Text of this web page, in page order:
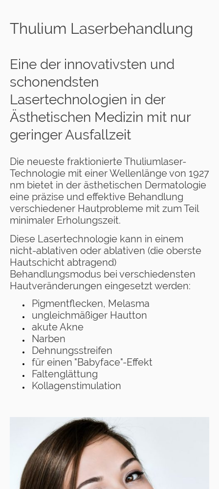
Thulium Laserbehandlung
Eine der innovativsten und
schonendsten
Lasertechnologien in der
Ästhetischen Medizin mit nur
geringer Ausfallzeit
Die neueste fraktionierte Thuliumlaser-
Technologie mit einer Wellenlänge von 1927
nm bietet in der ästhetischen Dermatologie
eine präzise und effektive Behandlung
verschiedener Hautprobleme mit zum Teil
minimaler Erholungszeit.
Diese Lasertechnologie kann in einem
nicht-ablativen oder ablativen (die oberste
Hautschicht abtragend)
Behandlungsmodus bei verschiedensten
Hautveränderungen eingesetzt werden:
Pigmentflecken, Melasma
ungleichmäßiger Hautton
akute Akne
Narben
Dehnungsstreifen
für einen "Babyface"-Effekt
Faltenglättung
Kollagenstimulation